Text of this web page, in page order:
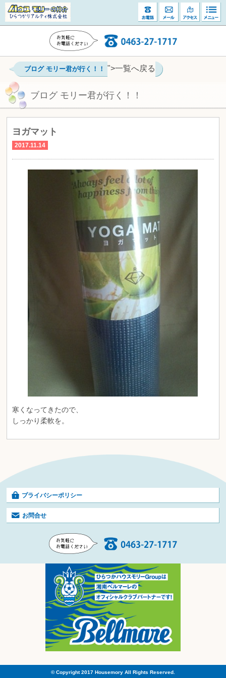
ブログ モリー君が行く！！ ">一覧へ戻る
ブログ モリー君が行く！！
ヨガマット
2017.11.14
寒くなってきたので、
しっかり柔軟を。
プライバシーポリシー
お問合せ
© Copyright 2017 Housemory All Rights Reserved.